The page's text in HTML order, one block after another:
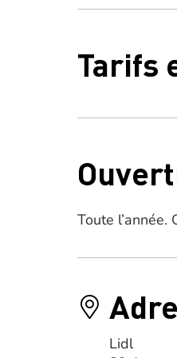
Tarifs
Toute l’année.
Lidl